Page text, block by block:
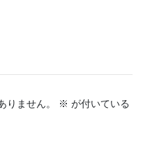
りません。 ※ が付いている